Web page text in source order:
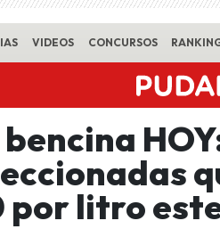
VIDEOS CONCURSOS
por litro